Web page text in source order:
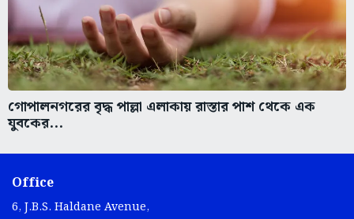
গোপালনগরের বৃদ্ধ পাল্লা এলাকায় রাস্তার পাশ থেকে এক
যুবকের...
Office
6, J.B.S. Haldane Avenue,